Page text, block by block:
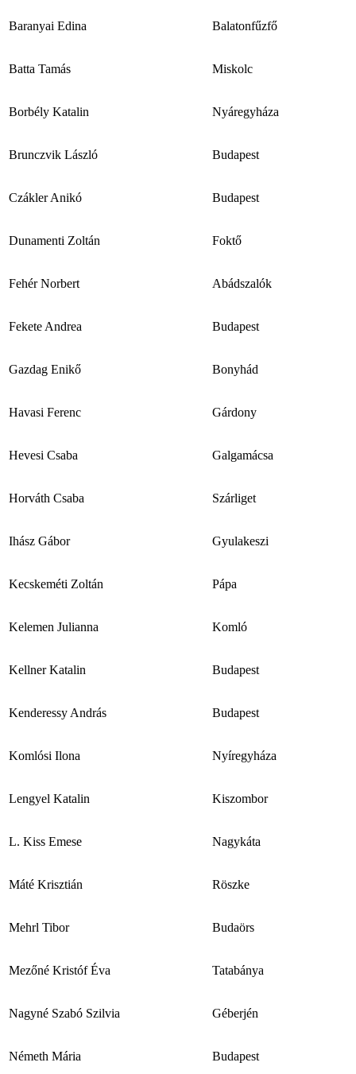
Baranyai Edina Balatonfűzfő
Batta Tamás Miskolc
Borbély Katalin Nyáregyháza
Brunczvik László Budapest
Czákler Anikó Budapest
Dunamenti Zoltán Foktő
Fehér Norbert Abádszalók
Fekete Andrea Budapest
Gazdag Enikő Bonyhád
Havasi Ferenc Gárdony
Hevesi Csaba Galgamácsa
Horváth Csaba Szárliget
Ihász Gábor Gyulakeszi
Kecskeméti Zoltán Pápa
Kelemen Julianna Komló
Kellner Katalin Budapest
Kenderessy András Budapest
Komlósi Ilona Nyíregyháza
Lengyel Katalin Kiszombor
L. Kiss Emese Nagykáta
Máté Krisztián Röszke
Mehrl Tibor Budaörs
Mezőné Kristóf Éva Tatabánya
Nagyné Szabó Szilvia Géberjén
Németh Mária Budapest